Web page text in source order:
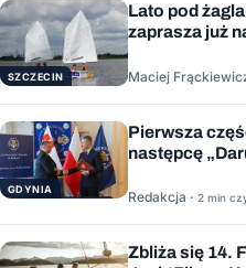
SZCZECIN
Lato pod
zaprasza już
Maciej
GDYNIA
Pierwsza
następcę
Redakcja · 2 min
Zbliża się 14.